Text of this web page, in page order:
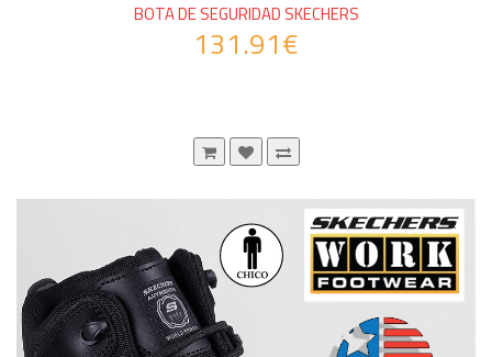
BOTA DE SEGURIDAD SKECHERS
131.91€